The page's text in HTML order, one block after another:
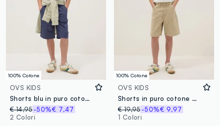
100% Cotone
OVS KIDS
Shorts blu in puro cotone con vita elasticizzata regular fit
€ 14,95-50%€ 7,47
2 Colori
100% Cotone
OVS KIDS
Shorts in puro cotone beige da ragazzo comfort fit
€ 19,95 -50%€ 9,97
1 Colori